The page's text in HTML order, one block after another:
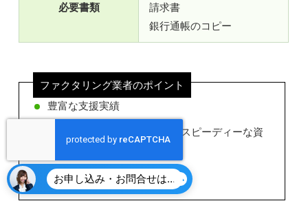
必要書類
請求書
銀行通帳のコピー
ファクタリング業者のポイント
豊富な支援実績
AIファクタリングサービスでスピーディーな資
多様な資金調達手段を提供お申し込み・お問合せはこちら